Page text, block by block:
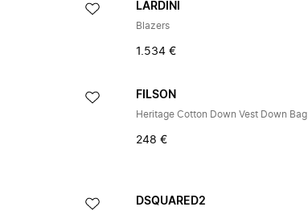
LARDINI
Blazers
1.534 €
FILSON
Heritage Cotton Down Vest Down Bag
248 €
DSQUARED2